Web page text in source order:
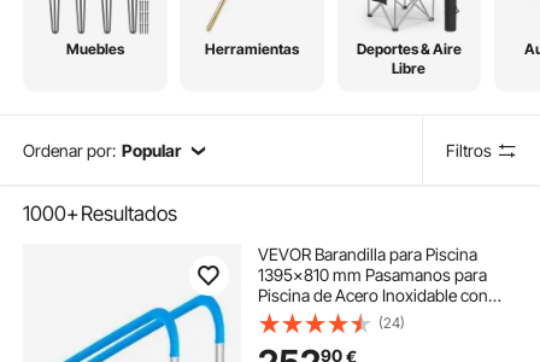
Muebles Herramientas
Deportes & Aire
Libre
Ordenar por: Popular Filtros
1000+Resultados
VEVOR Barandilla para Piscina
1395x810 mm Pasamanos para
Piscina de Acero Inoxidable con
Placa Base 2 Piezas Barra de
Seguridad Antioxidante para
Piscinas, Interiores, Exteriores,
(24)
90€